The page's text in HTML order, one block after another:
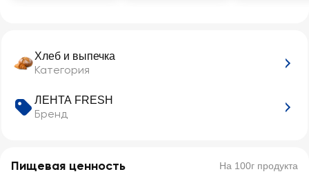
Хлеб и выпечка
Категория
ЛЕНТА FRESH
Бренд
Пищевая ценность На 100г продукта